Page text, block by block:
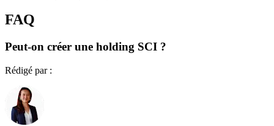
FAQ
Peut-on créer une holding SCI ?
Rédigé par :